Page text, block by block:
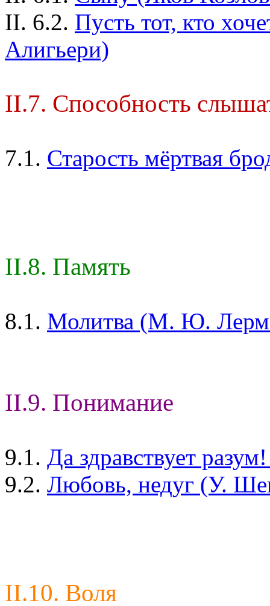
II. 6.2. Пусть тот, кто
Алигьери)
II.7. Способность
7.1. Старость мёртвая
II.8. Память
8.1. Молитва (М. Ю.
II.9. Понимание
9.1. Да здравствует
9.2. Любовь, недуг (У.
II.10. Воля